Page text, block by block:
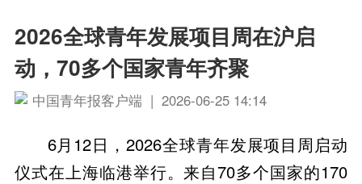
2026全球青年发展项目周在沪启
动，70多个国家青年齐聚
中国青年报客户端 | 2026-06-25 14:14
6月12日，2026全球青年发展项目周启动
仪式在上海临港举行。来自70多个国家的170